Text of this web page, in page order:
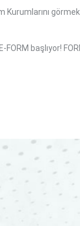
Kurumlarını
FORM başlıyor!